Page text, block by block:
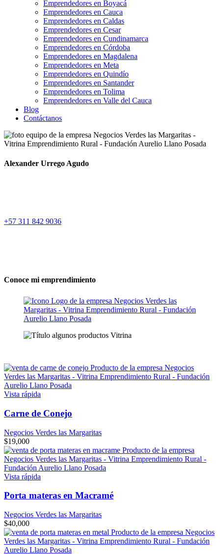
Emprendedores en Boyacá
Emprendedores en Cauca
Emprendedores en Caldas
Emprendedores en Cesar
Emprendedores en Cundinamarca
Emprendedores en Córdoba
Emprendedores en Magdalena
Emprendedores en Meta
Emprendedores en Quindío
Emprendedores en Santander
Emprendedores en Tolima
Emprendedores en Valle del Cauca
Blog
Contáctanos
Alexander Urrego Agudo
+57 311 842 9036
Conoce mi emprendimiento
Vista rápida
Carne de Conejo
Negocios Verdes las Margaritas
$19,000
Vista rápida
Porta materas en Macramé
Negocios Verdes las Margaritas
$40,000